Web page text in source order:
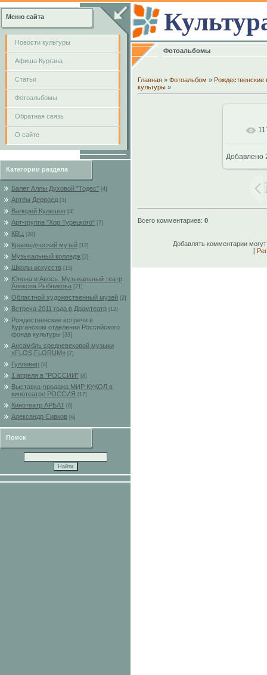
Меню сайта
Новости культуры
Афиша Кургана
Cтатьи
Фотоальбомы
Обратная связь
О сайте
Категории раздела
Балет Аллы Духовой "Тодес" [4]
Артём Дервоед [3]
Валерий Кулешов [4]
Арт-группа "Хор Турецкого" [7]
КВЦ [20]
Краеведческий музей [12]
Музыкальный колледж [2]
Школы искусств [15]
Юнона и Авось. Музыкальный театр
Алексея Рыбникова
[21]
Областной художественный музей [2]
Встреча 2011 года в Драмтеатр [12]
Рождественские встречи в
Курганском отделении Российского
фонда культуры
[33]
Ансамбль средневековой музыки
«FLOS FLORUM» [7]
Гулливер [4]
1 апреля в "РОССИИ" [8]
Выставка-продажа МИР КУКОЛ в
кинотеатре РОССИЯ
[17]
Кинотеатр АРБАТ [6]
Александр Сивков [6]
Поиск
Фотоальбомы
Главная » Фотоальбом » Рождественские
культуры »
В
Добавлено
Всего комментариев: 0
Добавлять комментарии
[